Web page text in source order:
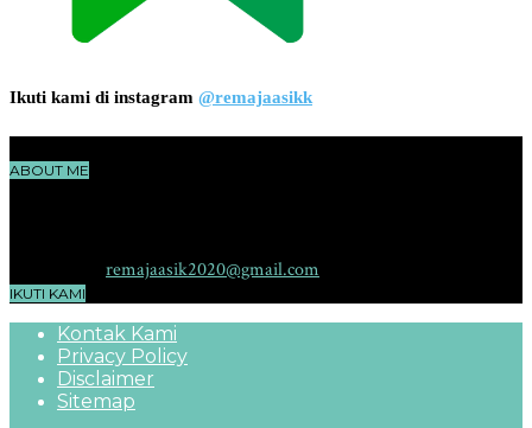
Ikuti kami di instagram @remajaasikk
ABOUT ME
remajaasik2020@gmail.com
IKUTI KAMI
Kontak Kami
Privacy Policy
Disclaimer
Sitemap